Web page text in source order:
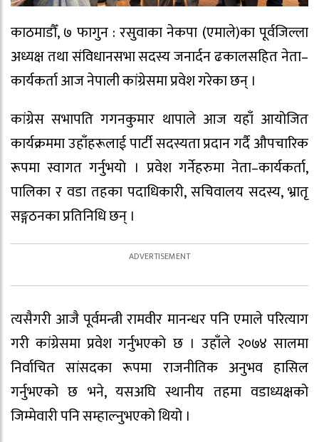
काठमाडौँ, ७ फागुन : रसुवाका नेकपा (एमाले)का पूर्वजिल्ला
अध्यक्ष तथा संविधानसभा सदस्य जनार्दन ढकालसहित नेता–
कार्यकर्ता आज नेपाली कांग्रेसमा प्रवेश गरेका छन् ।
कांग्रेस सभापति गगनकुमार थापाले आज यहाँ आयोजित
कार्यक्रममा उहाँहरूलाई पार्टी सदस्यता प्रदान गर्दै औपचारिक
रूपमा स्वागत गर्नुभयो । प्रवेश गर्नेहरुमा नेता–कार्यकर्ता,
पालिका र वडा तहका पदाधिकारी, सचिवालय सदस्य, भ्रातृ
सङ्गठनका प्रतिनिधि छन् ।
त्यसैगरी आजै पूर्वमन्त्री रामवीर मानन्धर पनि एमाले परित्याग
गरी कांग्रेसमा प्रवेश गर्नुभएको छ । उहाँले २०७४ सालमा
निर्वाचित सांसदका रूपमा राजनीतिक अनुभव हासिल
गर्नुभएको छ भने, यसअघि स्थानीय तहमा वडाध्यक्षको
जिम्मेवारी पनि सम्हाल्नुभएको थियो ।